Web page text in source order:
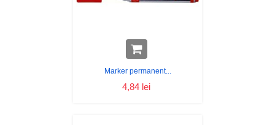
Marker permanent...
4,84 lei